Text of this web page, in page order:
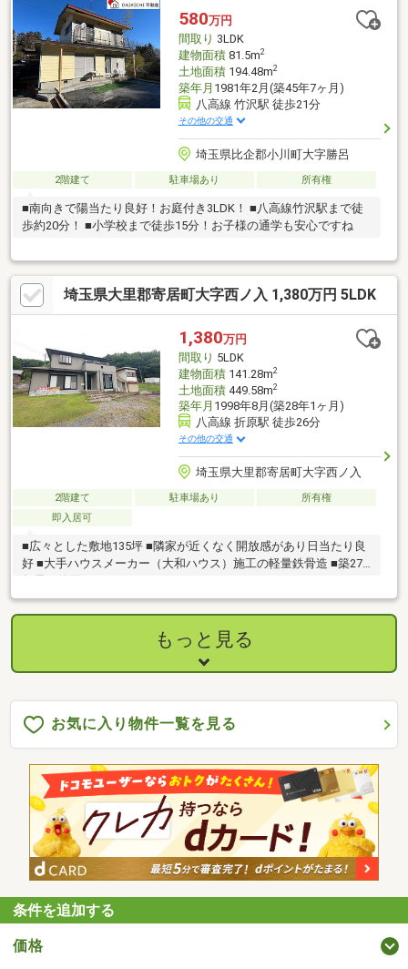
580万円
間取り 3LDK
建物面積81.5m2
土地面積194.48m2
築年月 1981年2月(築45年7ヶ月)
八高線 竹沢駅 徒歩21分
その他の交通
埼玉県比企郡小川町大字勝呂
2階建て 駐車場あり 所有権
■南向きで陽当たり良好！お庭付き3LDK！ ■八高線竹沢駅まで徒
歩約20分！ ■小学校まで徒歩15分！お子様の通学も安心ですね
埼玉県大里郡寄居町大字西ノ入 1,380万円 5LDK
1,380万円
間取り 5LDK
建物面積141.28m2
土地面積449.58m2
築年月 1998年8月(築28年1ヶ月)
八高線 折原駅 徒歩26分
その他の交通
埼玉県大里郡寄居町大字西ノ入
2階建て 駐車場あり
所有権
即入居可
■広々とした敷地135坪 ■隣家が近くなく開放感があり日当たり良
好 ■大手ハウスメーカー（大和ハウス）施工の軽量鉄骨造 ■築27
もっと見る
お気に入り物件一覧を見る
条件を追加する
価格